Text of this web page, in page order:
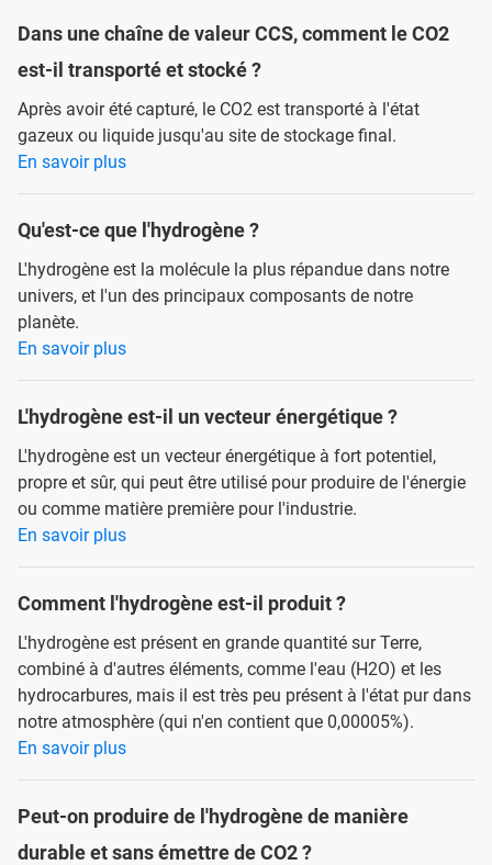
Dans une chaîne de valeur CCS, comment le CO2
est-il transporté et stocké ?
Après avoir été capturé, le CO2 est transporté à l'état
gazeux ou liquide jusqu'au site de stockage final.
En savoir plus
Qu'est-ce que l'hydrogène ?
L'hydrogène est la molécule la plus répandue dans notre
univers, et l'un des principaux composants de notre
planète.
En savoir plus
L'hydrogène est-il un vecteur énergétique ?
L'hydrogène est un vecteur énergétique à fort potentiel,
propre et sûr, qui peut être utilisé pour produire de l'énergie
ou comme matière première pour l'industrie.
En savoir plus
Comment l'hydrogène est-il produit ?
L'hydrogène est présent en grande quantité sur Terre,
combiné à d'autres éléments, comme l'eau (H2O) et les
hydrocarbures, mais il est très peu présent à l'état pur dans
notre atmosphère (qui n'en contient que 0,00005%).
En savoir plus
Peut-on produire de l'hydrogène de manière
durable et sans émettre de CO2 ?